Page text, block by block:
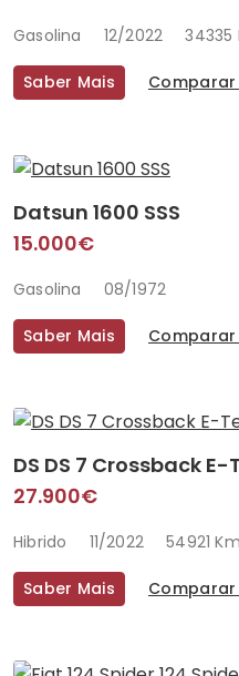
Gasolina 12/2022 34335
Saber Mais
Datsun 1600 SSS
15.000€
Gasolina 08/1972
Saber Mais
DS DS 7 Crossback
27.900€
Hibrido 11/2022 54921
Saber Mais